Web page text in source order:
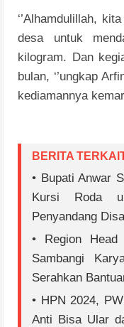
‘’Alhamdulillah,
desa untuk
kilogram. Dan
bulan, ‘’ungkap
kediamannya
BERITA
• Bupati Anwar
Kursi Roda
Penyandang
• Region
Sambangi
Serahkan
• HPN 2024,
Anti Bisa Ular